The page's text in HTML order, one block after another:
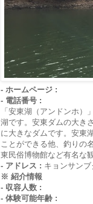
- ホームページ :
- 電話番号 :
「安東湖（アンドンホ
湖です。安東ダムの大き
に大きなダムです。安東
ことができる他、釣りの
東民俗博物館など有名な
- アドレス : キョンサン
※ 紹介情報
- 収容人数 :
- 体験可能年齢 :